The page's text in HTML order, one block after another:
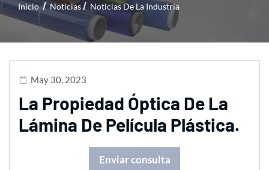
Inicio Noticias Noticias De La Industria
May 30, 2023
La Propiedad Óptica De La
Lámina De Película Plástica.
Enviar consulta